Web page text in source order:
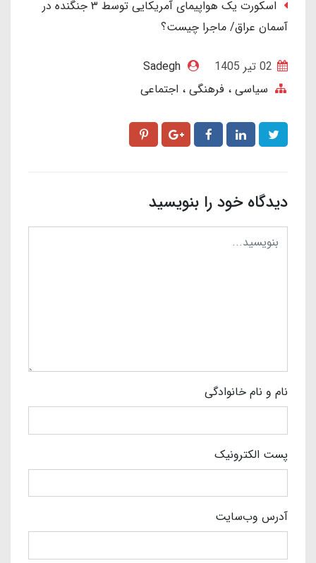
اسکورت یک هواپیمای آمریکایی توسط ۳ جنگنده در
آسمان عراق/ ماجرا چیست؟
Sadegh
سیاسی ، فرهنگی ، اجتماعی
دیدگاه خود را بنویسید
نام و نام خانوادگی
پست الکترونیک
آدرس وب‌سایت